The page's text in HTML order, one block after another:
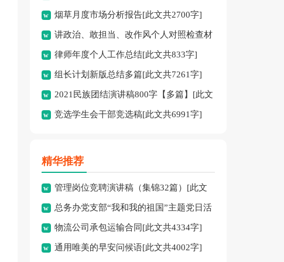
文共3872字]
烟草月度市场分析报告[此文共2700字]
讲政治、敢担当、改作风个人对照检查材
料[此文共1216字]
律师年度个人工作总结[此文共833字]
组长计划新版总结多篇[此文共7261字]
2021民族团结演讲稿800字【多篇】[此文
共4054字]
竞选学生会干部竞选稿[此文共6991字]
精华推荐
管理岗位竞聘演讲稿（集锦32篇）[此文
共58079字]
总务办党支部“我和我的祖国”主题党日活
动总结[此文共505字]
物流公司承包运输合同[此文共4334字]
通用唯美的早安问候语[此文共4002字]